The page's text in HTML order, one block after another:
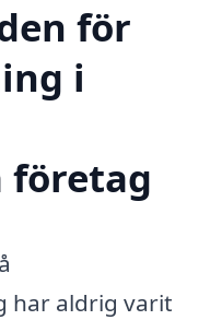
för
i
företag
har aldrig varit